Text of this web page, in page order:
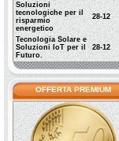
Soluzioni
tecnologiche per il
risparmio
energetico
28-12
Tecnologia Solare e
Soluzioni IoT per il
Futuro.
28-12
OFFERTA PREMIUM